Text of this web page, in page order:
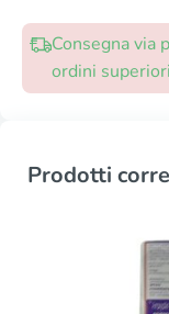
Consegna via
ordini
Prodotti